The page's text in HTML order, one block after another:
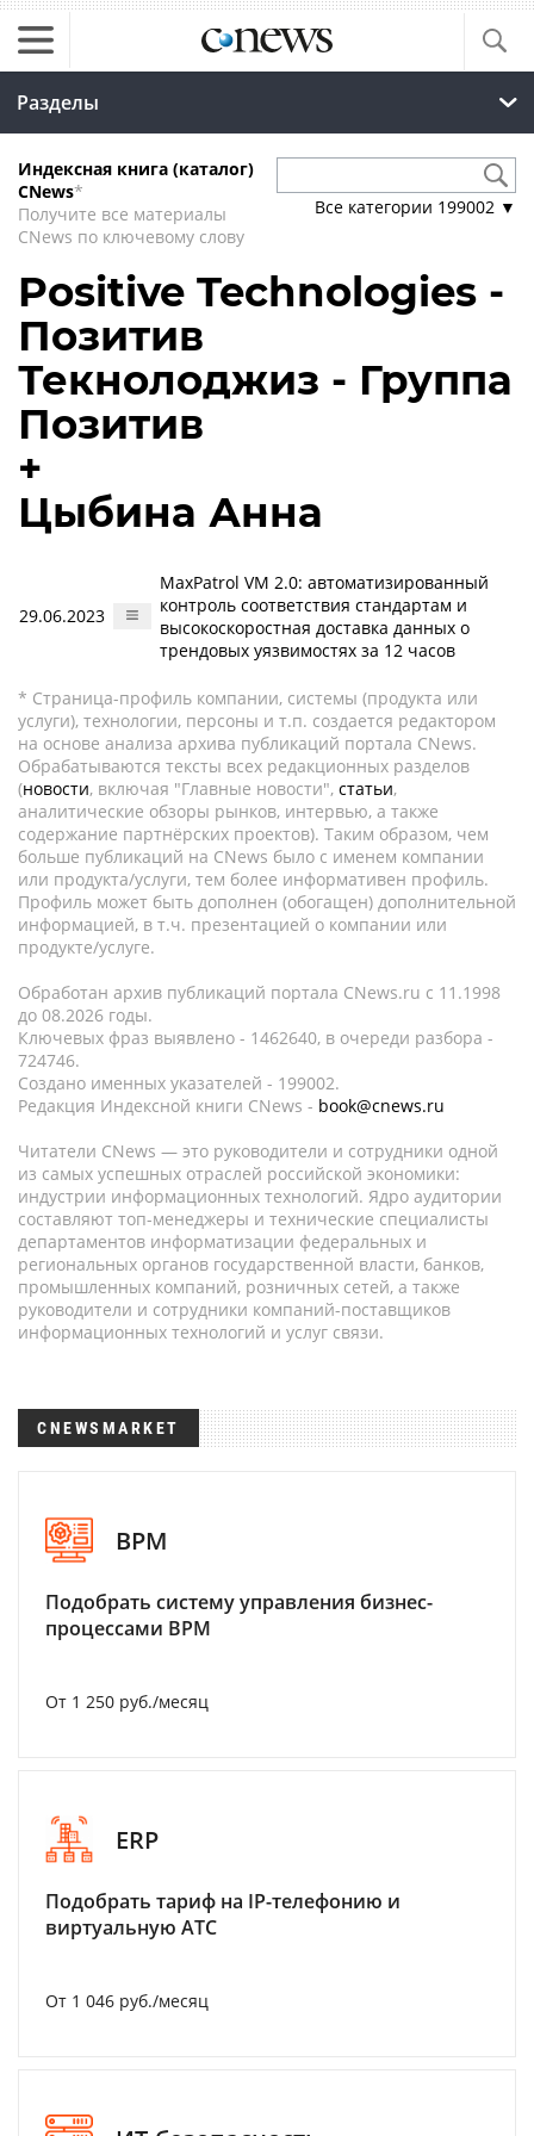
Разделы
Индексная книга (каталог)
CNews*
Получите все материалы
CNews по ключевому слову
Все категории 199002 ▼
Positive Technologies -
Позитив
Текнолоджиз - Группа
Позитив
+
Цыбина Анна
29.06.2023
MaxPatrol VM 2.0: автоматизированный
контроль соответствия стандартам и
высокоскоростная доставка данных о
трендовых уязвимостях за 12 часов
* Страница-профиль компании, системы (продукта или
услуги), технологии, персоны и т.п. создается редактором
на основе анализа архива публикаций портала CNews.
Обрабатываются тексты всех редакционных разделов
(новости, включая "Главные новости", статьи,
аналитические обзоры рынков, интервью, а также
содержание партнёрских проектов). Таким образом, чем
больше публикаций на CNews было с именем компании
или продукта/услуги, тем более информативен профиль.
Профиль может быть дополнен (обогащен) дополнительной
информацией, в т.ч. презентацией о компании или
продукте/услуге.
Обработан архив публикаций портала CNews.ru c 11.1998
до 08.2026 годы.
Ключевых фраз выявлено - 1462640, в очереди разбора -
724746.
Создано именных указателей - 199002.
Редакция Индексной книги CNews - book@cnews.ru
Читатели CNews — это руководители и сотрудники одной
из самых успешных отраслей российской экономики:
индустрии информационных технологий. Ядро аудитории
составляют топ-менеджеры и технические специалисты
департаментов информатизации федеральных и
региональных органов государственной власти, банков,
промышленных компаний, розничных сетей, а также
руководители и сотрудники компаний-поставщиков
информационных технологий и услуг связи.
CNEWSMARKET
BPM
Подобрать систему управления бизнес-
процессами BPM
От 1 250 руб./месяц
ERP
Подобрать тариф на IP-телефонию и
виртуальную АТС
От 1 046 руб./месяц